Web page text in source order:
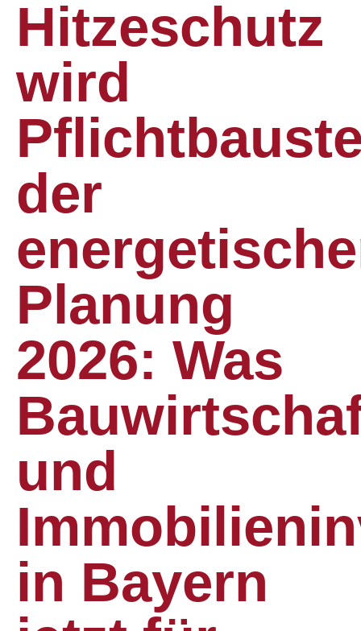
Hitzeschutz
wird
der
Planung
2026: Was
und
in Bayern